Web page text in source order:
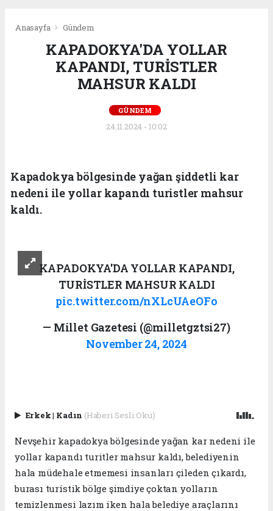
Anasayfa Gündem
KAPADOKYA'DA YOLLAR
KAPANDI, TURİSTLER
MAHSUR KALDI
GÜNDEM
24.11.2024 - 10:02
Kapadokya bölgesinde yağan şiddetli kar
nedeni ile yollar kapandı turistler mahsur
kaldı.
KAPADOKYA'DA YOLLAR KAPANDI,
TURİSTLER MAHSUR KALDI
pic.twitter.com/nXLcUAeOFo
— Millet Gazetesi (@milletgztsi27)
November 24, 2024
Erkek| Kadın (Haberi Sesli Oku)
Nevşehir kapadokya bölgesinde yağan kar nedeni ile
yollar kapandı turitler mahsur kaldı, belediyenin
hala müdehale etmemesi insanları çileden çıkardı,
burası turistik bölge şimdiye çoktan yolların
temizlenmesi lazım iken hala belediye araçlarını